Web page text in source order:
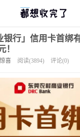
银行」信用卡首绑
！
喜 阅读(3894) 评论(0)